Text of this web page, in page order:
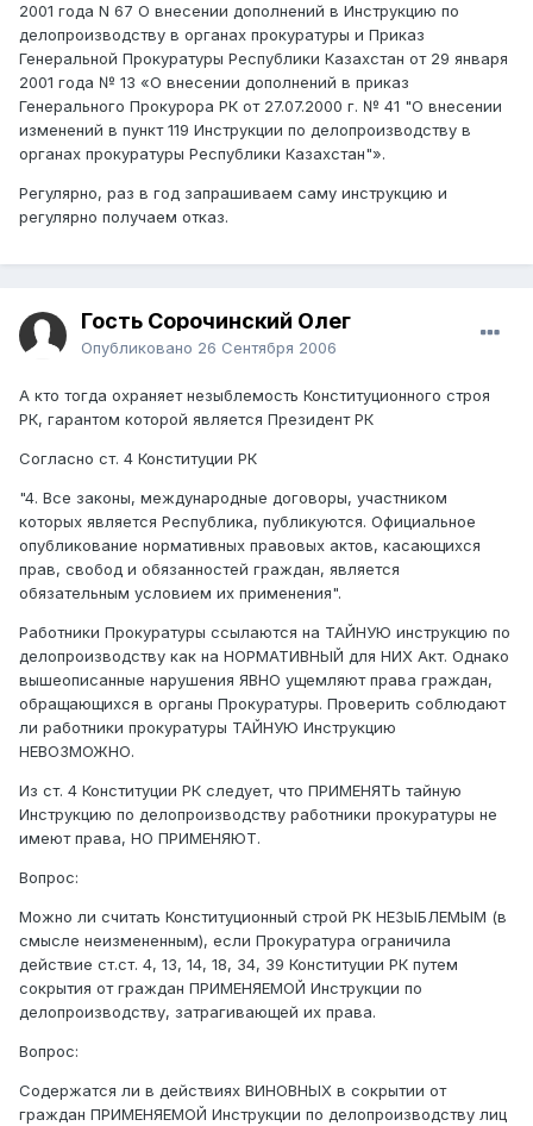
2001 года N 67 О внесении дополнений в Инструкцию по
делопроизводству в органах прокуратуры и Приказ
Генеральной Прокуратуры Республики Казахстан от 29 января
2001 года № 13 «О внесении дополнений в приказ
Генерального Прокурора РК от 27.07.2000 г. № 41 "О внесении
изменений в пункт 119 Инструкции по делопроизводству в
органах прокуратуры Республики Казахстан"».
Регулярно, раз в год запрашиваем саму инструкцию и
регулярно получаем отказ.
Гость Сорочинский Олег
Опубликовано 26 Сентября 2006
А кто тогда охраняет незыблемость Конституционного строя
РК, гарантом которой является Президент РК
Согласно ст. 4 Конституции РК
"4. Все законы, международные договоры, участником
которых является Республика, публикуются. Официальное
опубликование нормативных правовых актов, касающихся
прав, свобод и обязанностей граждан, является
обязательным условием их применения".
Работники Прокуратуры ссылаются на ТАЙНУЮ инструкцию по
делопроизводству как на НОРМАТИВНЫЙ для НИХ Акт. Однако
вышеописанные нарушения ЯВНО ущемляют права граждан,
обращающихся в органы Прокуратуры. Проверить соблюдают
ли работники прокуратуры ТАЙНУЮ Инструкцию
НЕВОЗМОЖНО.
Из ст. 4 Конституции РК следует, что ПРИМЕНЯТЬ тайную
Инструкцию по делопроизводству работники прокуратуры не
имеют права, НО ПРИМЕНЯЮТ.
Вопрос:
Можно ли считать Конституционный строй РК НЕЗЫБЛЕМЫМ (в
смысле неизмененным), если Прокуратура ограничила
действие ст.ст. 4, 13, 14, 18, 34, 39 Конституции РК путем
сокрытия от граждан ПРИМЕНЯЕМОЙ Инструкции по
делопроизводству, затрагивающей их права.
Вопрос:
Содержатся ли в действиях ВИНОВНЫХ в сокрытии от
граждан ПРИМЕНЯЕМОЙ Инструкции по делопроизводству лиц